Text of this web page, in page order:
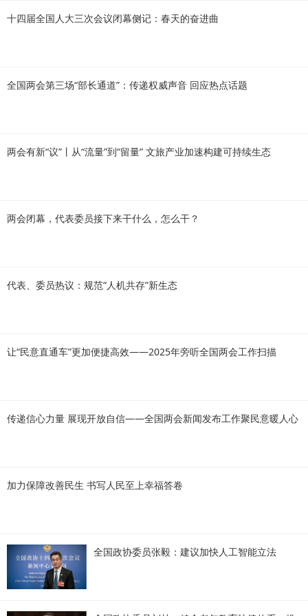
十四届全国人大三次会议闭幕侧记：春天的奋进曲
全国两会第三场“部长通道”：传递权威声音 回应热点话题
两会有新“议”丨从“流量”到“留量” 文旅产业加速构建可持续生态
两会闭幕，代表委员接下来干什么，怎么干？
代表、委员热议：规范“人机共存”新生态
让“民意直通车”更加便捷高效——2025年旁听全国两会工作扫描
传递信心力量 展现开放自信——全国两会新闻发布工作聚民意暖人心
加力保障改善民生 书写人民至上幸福答卷
全国政协委员张毅：建议加快人工智能立法